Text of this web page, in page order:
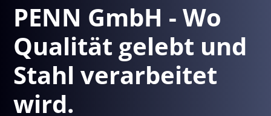
PENN GmbH - Wo
Qualität gelebt und
Stahl verarbeitet
wird.